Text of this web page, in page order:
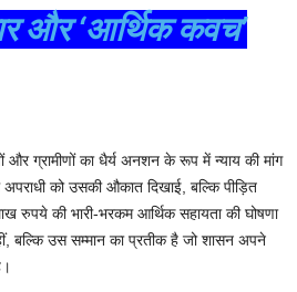
और ‘आर्थिक कवच’
ग्रामीणों का धैर्य अनशन के रूप में न्याय की मांग
को उसकी औकात दिखाई, बल्कि पीड़ित
रुपये की भारी-भरकम आर्थिक सहायता की घोषणा
बल्कि उस सम्मान का प्रतीक है जो शासन अपने